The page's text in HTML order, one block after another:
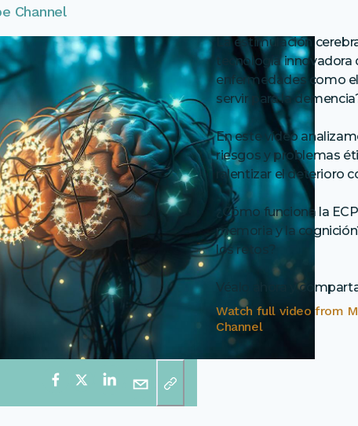
Channel
La estimulación
tecnología innovadora
enfermedades como
servir para la
En este vídeo
riesgos y problemas
ralentizar el deterioro
¿Cómo funciona la
memoria y la
los retos?
Véalo ahora y
Watch full video from
Channel